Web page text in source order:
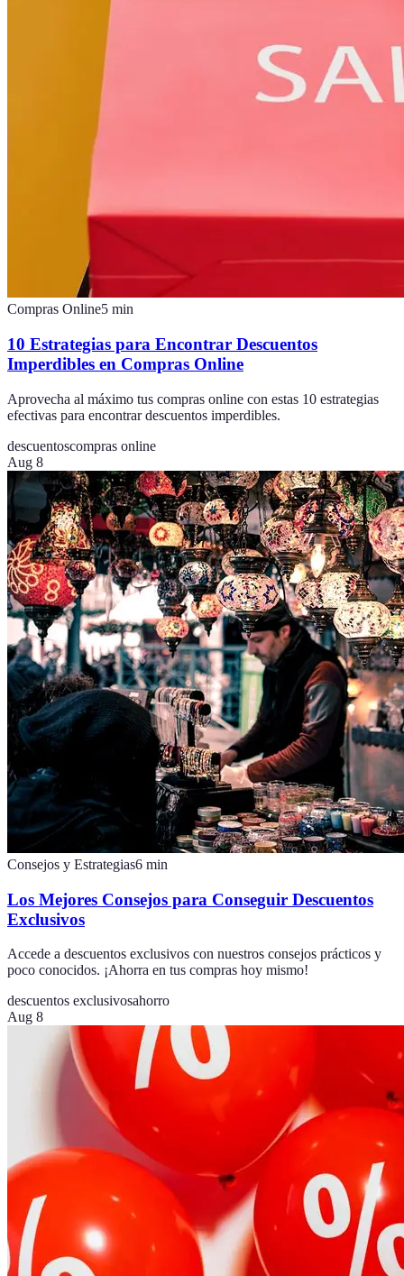
Compras Online5 min
10 Estrategias para Encontrar Descuentos
Imperdibles en Compras Online
Aprovecha al máximo tus compras online con estas 10 estrategias
efectivas para encontrar descuentos imperdibles.
descuentoscompras online
Aug 8
Consejos y Estrategias6 min
Los Mejores Consejos para Conseguir Descuentos
Exclusivos
Accede a descuentos exclusivos con nuestros consejos prácticos y
poco conocidos. ¡Ahorra en tus compras hoy mismo!
descuentos exclusivosahorro
Aug 8